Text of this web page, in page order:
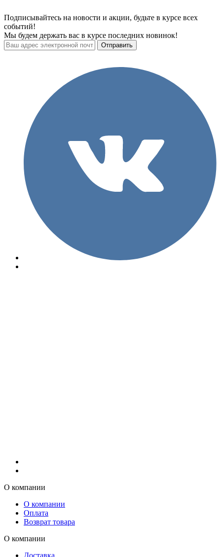
Подписывайтесь на новости и акции, будьте в курсе всех
событий!
Мы будем держать вас в курсе последних новинок!
О компании
О компании
Оплата
Возврат товара
О компании
Доставка